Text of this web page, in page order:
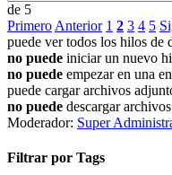
de 5
Primero Anterior 1 2 3 4 5
puede ver todos los hilos de
no puede iniciar un nuevo
no puede empezar en una
puede cargar archivos
no puede descargar
Moderador: Super
Filtrar por Tags